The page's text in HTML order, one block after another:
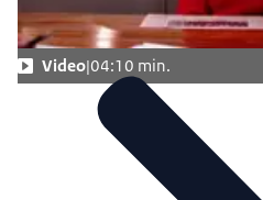
Video 04:10 min.